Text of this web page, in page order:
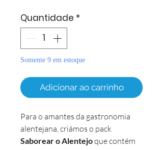
Quantidade *
Somente 9 em estoque
Adicionar ao carrinho
Para o amantes da gastronomia
alentejana, criámos o pack
Saborear o Alentejoque contém